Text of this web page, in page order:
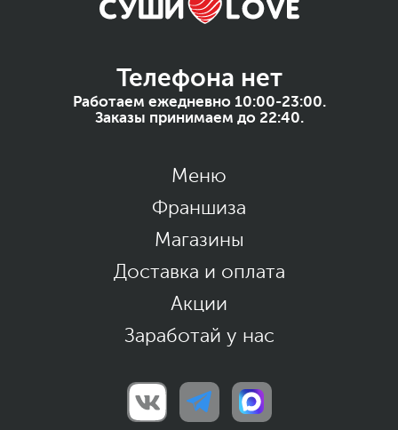
Телефона нет
Работаем ежедневно 10:00-23:00.
Заказы принимаем до 22:40.
Меню
Франшиза
Магазины
Доставка и оплата
Акции
Заработай у нас